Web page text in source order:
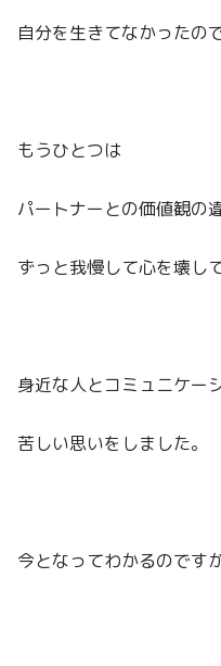
自分を生きてなかったので
もうひとつは
パートナーとの価値観の
ずっと我慢して心を壊し
身近な人とコミュニケー
苦しい思いをしました。
今となってわかるのです